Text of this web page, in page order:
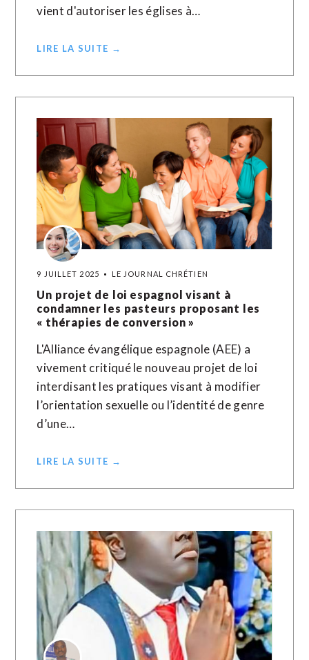
vient d'autoriser les églises à…
LIRE LA SUITE →
9 JUILLET 2025 LE JOURNAL CHRÉTIEN
Un projet de loi espagnol visant à
condamner les pasteurs proposant les
« thérapies de conversion »
L'Alliance évangélique espagnole (AEE) a
vivement critiqué le nouveau projet de loi
interdisant les pratiques visant à modifier
l’orientation sexuelle ou l’identité de genre
d’une…
LIRE LA SUITE →